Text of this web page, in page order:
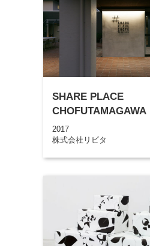
SHARE PLACE
CHOFUTAMAGAWA
2017
株式会社リビタ